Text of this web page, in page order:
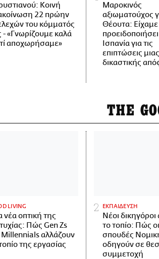
Κοινή
22 πρώην
του κόμματός
- «Γνωρίζουμε καλά
αποχωρήσαμε»
Μαροκινός
αξιωματούχος
Θέουτα: Είχαμε
Ισπανία για τις
επιπτώσεις μιας
δικαστικής
THE
LIVING
νέα οπτική της
Πώς Gen Zs
Millennials αλλάζουν
της εργασίας
ΕΚΠΑΙΔΕΥΣΗ
Νέοι
το τοπίο: Πώς οι
σπουδές
οδηγούν σε
συμμετοχή